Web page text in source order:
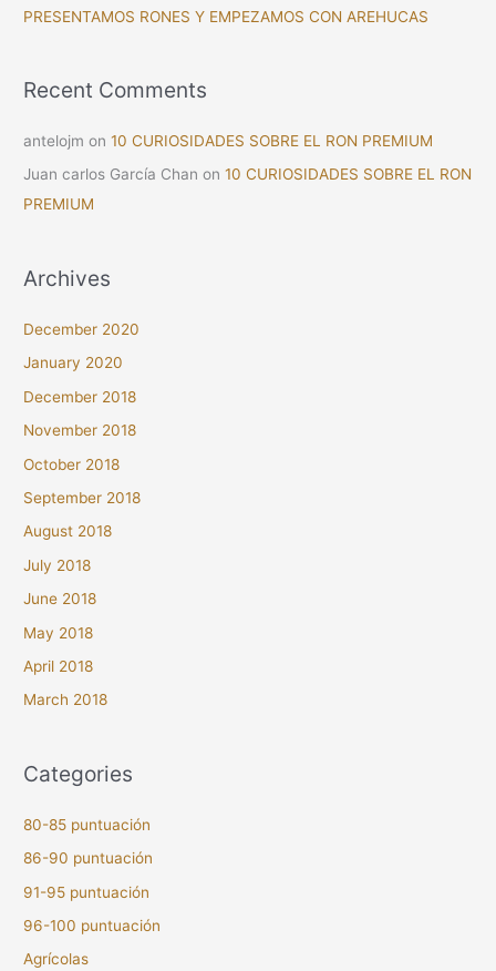
:PRESENTAMOS RONES Y EMPEZAMOS CON AREHUCAS
Recent Comments
antelojm on10 CURIOSIDADES SOBRE EL RON PREMIUM
Juan carlos García Chan on10 CURIOSIDADES SOBRE EL RON
PREMIUM
Archives
December 2020
January 2020
December 2018
November 2018
October 2018
September 2018
August 2018
July 2018
June 2018
May 2018
April 2018
March 2018
Categories
80-85 puntuación
86-90 puntuación
91-95 puntuación
96-100 puntuación
Agrícolas